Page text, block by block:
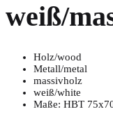
weiß/
Holz/wood
Metall/metal
massivholz
weiß/white
Maße: HBT